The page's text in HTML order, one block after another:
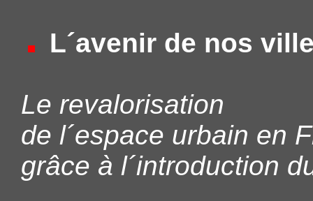
L´avenir de nos
Le revalorisation
de l´espace urbain en
grâce à l´introduction